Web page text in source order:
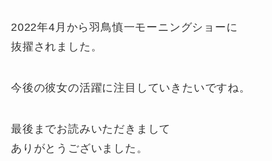
2022年4月から羽鳥慎一モーニングショーに
抜擢されました。
今後の彼女の活躍に注目していきたいですね。
最後までお読みいただきまして
ありがとうございました。